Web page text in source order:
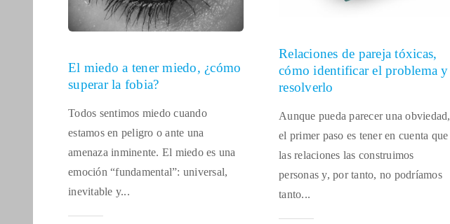
Relaciones de pareja tóxicas,
cómo identificar el problema y
resolverlo
Aunque pueda parecer una obviedad,
el primer paso es tener en cuenta que
las relaciones las construimos
personas y, por tanto, no podríamos
tanto...
El miedo a tener miedo, ¿cómo
superar la fobia?
Todos sentimos miedo cuando
estamos en peligro o ante una
amenaza inminente. El miedo es una
emoción “fundamental”: universal,
inevitable y...